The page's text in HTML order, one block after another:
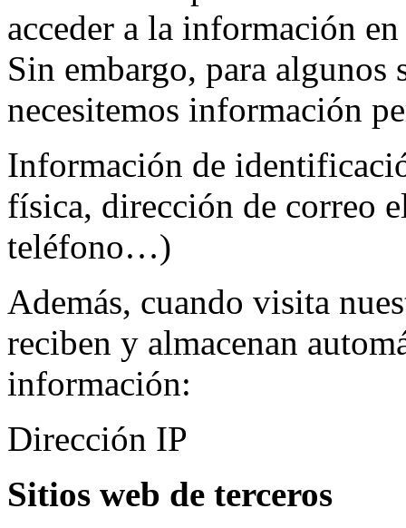
acceder a la información
Sin embargo, para algunos
necesitemos información
Información de
física, dirección de correo
teléfono…)
Además, cuando visita
reciben y almacenan
información:
Dirección IP
Sitios web de terceros